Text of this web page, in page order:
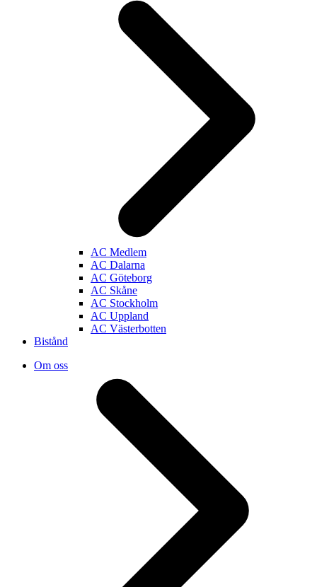
AC Medlem
AC Dalarna
AC Göteborg
AC Skåne
AC Stockholm
AC Uppland
AC Västerbotten
Bistånd
Om oss